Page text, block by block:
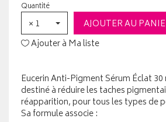
Quantité
× 1
AJOUTER AU
Ajouter à Ma liste
Eucerin Anti-Pigment Sérum Éclat
destiné à réduire les taches
réapparition, pour tous les types de
Sa formule associe :